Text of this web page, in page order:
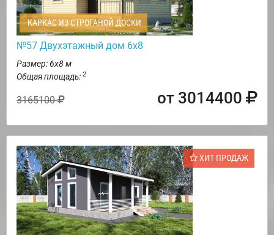
КАРКАС ИЗ СТРОГАНОЙ ДОСКИ
№57 Двухэтажный дом 6х8
Размер: 6х8 м
Общая площадь: 2
3165100 от 3014400
ХИТ ПРОДАЖ